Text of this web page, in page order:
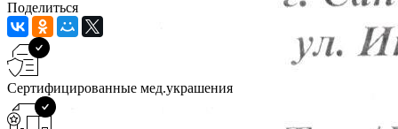
Поделиться
Сертифицированные мед.украшения